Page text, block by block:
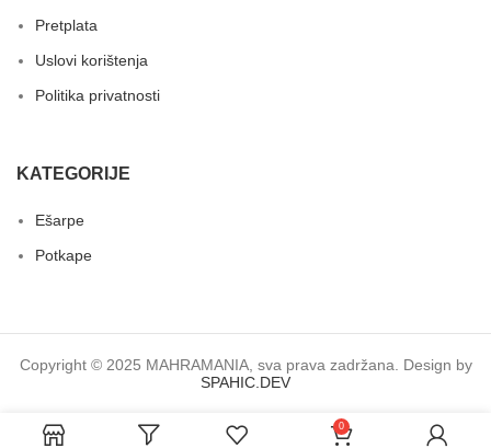
Pretplata
Uslovi korištenja
Politika privatnosti
KATEGORIJE
Ešarpe
Potkape
Copyright © 2025 MAHRAMANIA, sva prava zadržana. Design by
SPAHIC.DEV
0